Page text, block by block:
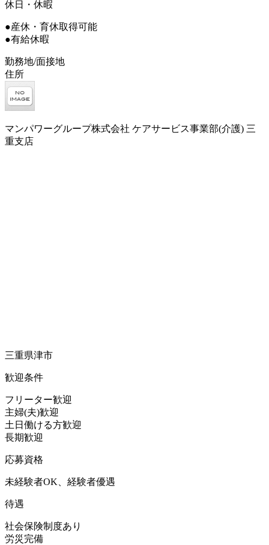
休日・休暇
●産休・育休取得可能
●有給休暇
勤務地/面接地
住所
マンパワーグループ株式会社 ケアサービス事業部(介護) 三
重支店
三重県津市
歓迎条件
フリーター歓迎
主婦(夫)歓迎
土日働ける方歓迎
長期歓迎
応募資格
未経験者OK、経験者優遇
待遇
社会保険制度あり
労災完備